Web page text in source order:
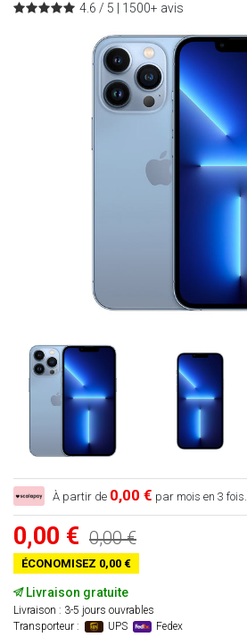
4.6 / 5 | 1500+ avis
À partir de 0,00 € par mois en 3 fois.
0,00 € 0,00 €
ÉCONOMISEZ 0,00 €
Livraison gratuite
Livraison : 3-5 jours ouvrables
Transporteur :
UPS Fedex